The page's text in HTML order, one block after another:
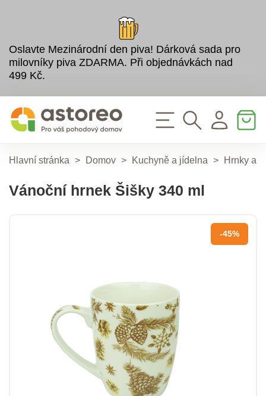
Oslavte Mezinárodní den piva! Dárková sada pro
milovníky piva ZDARMA. Při objednávkách nad
499 Kč.
Hlavní stránka > Domov > Kuchyně a jídelna > Hrnky a
Vánoční hrnek Šišky 340 ml
-45%